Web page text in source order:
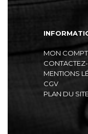
MON
MENTIONS
CGV
PLAN DU